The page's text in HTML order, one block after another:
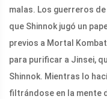
malas. Los guerreros
que Shinnok jugó un
previos a Mortal
para purificar a Jinsei,
Shinnok. Mientras lo
filtrándose en la mente